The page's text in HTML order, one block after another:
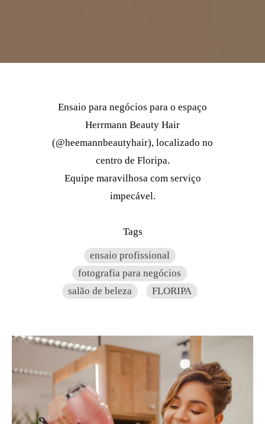
Ensaio para negócios para o espaço
Herrmann Beauty Hair
(@heemannbeautyhair), localizado no
centro de Floripa.
Equipe maravilhosa com serviço
impecável.
Tags
ensaio profissional
fotografia para negócios
salão de beleza
FLORIPA